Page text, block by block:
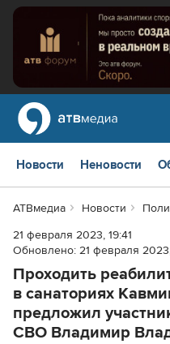
Новости Неновости
АТВмедиа Новости
21 февраля 2023, 19:41
Обновлено: 21 февраля
Проходить
в санаториях
предложил
СВО Владимир